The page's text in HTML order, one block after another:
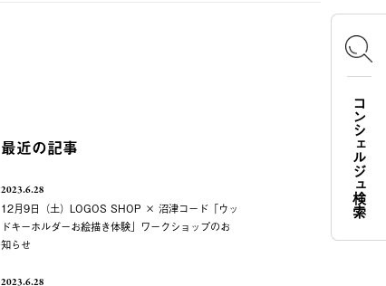
最近の記事
2023.6.28
12月9日（土）LOGOS SHOP × 沼津コード「ウッ
ドキーホルダーお絵描き体験」ワークショップのお
知らせ
2023.6.28
コンシェルジュ検索